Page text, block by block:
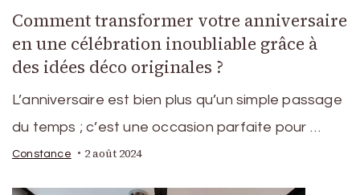
Comment transformer votre anniversaire
en une célébration inoubliable grâce à
des idées déco originales ?
L’anniversaire est bien plus qu’un simple passage
du temps ; c’est une occasion parfaite pour …
Constance 2 août 2024